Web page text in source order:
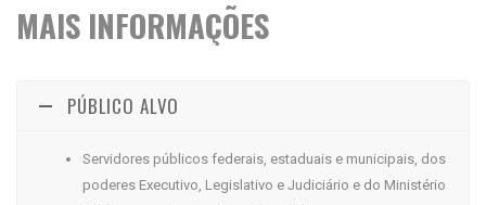
MAIS INFORMAÇÕES
PÚBLICO ALVO
Servidores públicos federais, estaduais e municipais, dos
poderes Executivo, Legislativo e Judiciário e do Ministério